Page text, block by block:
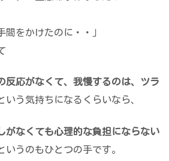
間をかけたのに・・」
反応がなくて、我慢するのは、ツラ
いう気持ちになるくらいなら、
がなくても心理的な負担にならない
いうのもひとつの手です。